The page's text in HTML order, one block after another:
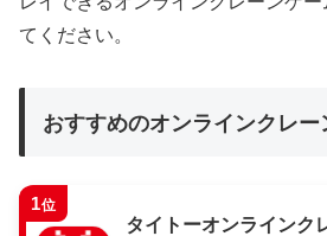
てください。
おすすめのオンラインクレー
1位
タイトーオンラインク